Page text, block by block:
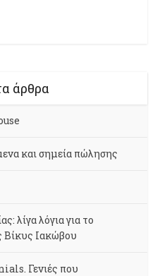
άρθρα
και σημεία πώλησης
λίγα λόγια για το
Βίκυς Ιακώβου
Γενιές που